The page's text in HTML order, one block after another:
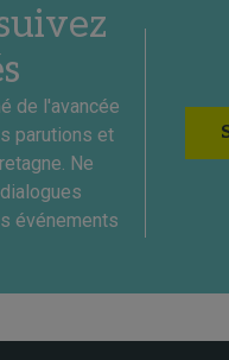
de l'avancée
parutions et
Ne
événements